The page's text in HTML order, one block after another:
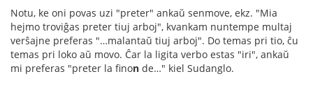
Notu, ke oni povas uzi "preter" ankaŭ senmove, ekz. "Mia
hejmo troviĝas preter tiuj arboj", kvankam nuntempe multaj
verŝajne preferas "…malantaŭ tiuj arboj". Do temas pri tio, ĉu
temas pri loko aŭ movo. Ĉar la ligita verbo estas "iri", ankaŭ
mi preferas "preter la finon de…" kiel Sudanglo.